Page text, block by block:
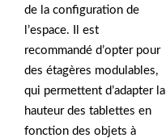
de la configuration de
l’espace. Il est
recommandé d’opter pour
des étagères modulables,
qui permettent d’adapter la
hauteur des tablettes en
fonction des objets à